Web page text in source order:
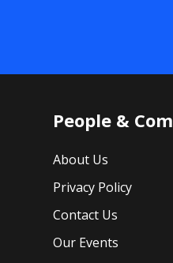
People &
About Us
Privacy Policy
Contact Us
Our Events